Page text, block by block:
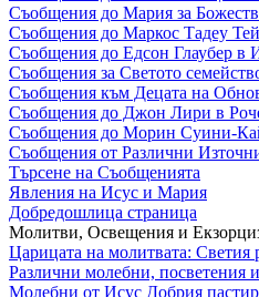
Съобщения до Мария за
Съобщения до Маркос Тадеу
Съобщения до Едсон Глаубер в
Съобщения за Светото
Съобщения към Децата на
Съобщения до Джон Лири в
Съобщения до Морин Суини-
Съобщения от Различни
Търсене на Съобщенията
Явления на Исус и Мария
Добредошлица страница
Молитви, Освещения и
Царицата на молитвата: Светия
Различни молебни, посветения
Молебни от Исус Добрия